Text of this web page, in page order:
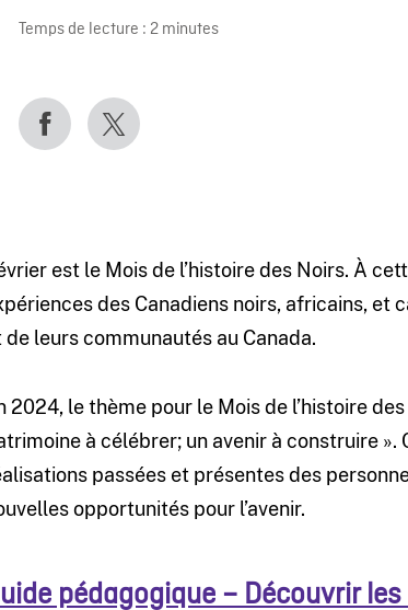
Temps de lecture : 2 minutes
est le Mois de l’histoire des Noirs. À
des Canadiens noirs, africains, et
de leurs communautés au Canada.
2024, le thème pour le Mois de l’histoire
à célébrer; un avenir à construire
passées et présentes des
opportunités pour l’avenir.
pédagogique – Découvrir